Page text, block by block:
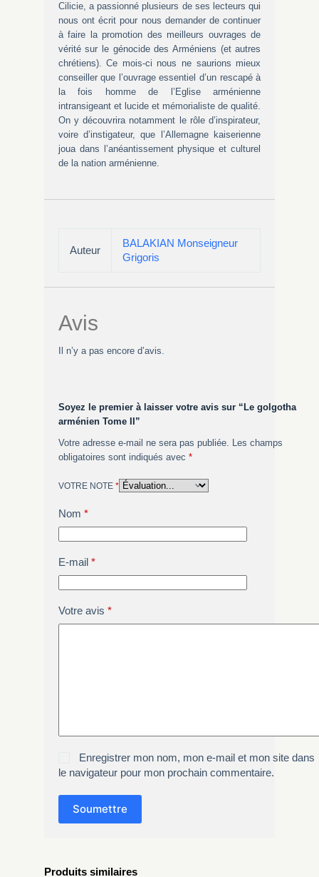
Produits similaires
Cilicie, a passionné plusieurs de ses lecteurs qui
nous ont écrit pour nous demander de continuer
à faire la promotion des meilleurs ouvrages de
vérité sur le génocide des Arméniens (et autres
chrétiens). Ce mois-ci nous ne saurions mieux
conseiller que l’ouvrage essentiel d’un rescapé à
la fois homme de l’Eglise arménienne
intransigeant et lucide et mémorialiste de qualité.
On y découvrira notamment le rôle d’inspirateur,
voire d’instigateur, que l’Allemagne kaiserienne
joua dans l’anéantissement physique et culturel
de la nation arménienne.
Auteur
BALAKIAN Monseigneur
Grigoris
Avis
Il n’y a pas encore d’avis.
Soyez le premier à laisser votre avis sur “Le golgotha
arménien Tome II”
Votre adresse e-mail ne sera pas publiée. Les champs
obligatoires sont indiqués avec *
VOTRE NOTE *
Nom *
E-mail*
Votre avis *
Enregistrer mon nom, mon e-mail et mon site dans
le navigateur pour mon prochain commentaire.
Soumettre